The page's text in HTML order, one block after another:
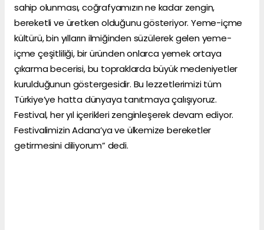
sahip olunması, coğrafyamızın ne kadar zengin,
bereketli ve üretken olduğunu gösteriyor. Yeme-içme
kültürü, bin yılların ilmiğinden süzülerek gelen yeme-
içme çeşitliliği, bir üründen onlarca yemek ortaya
çıkarma becerisi, bu topraklarda büyük medeniyetler
kurulduğunun göstergesidir. Bu lezzetlerimizi tüm
Türkiye’ye hatta dünyaya tanıtmaya çalışıyoruz.
Festival, her yıl içerikleri zenginleşerek devam ediyor.
Festivalimizin Adana’ya ve ülkemize bereketler
getirmesini diliyorum” dedi.